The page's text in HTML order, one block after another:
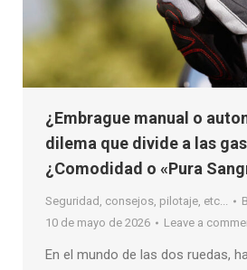
¿Embrague manual o
dilema que divide a las
¿Comodidad o «Pura
Seguridad, consejos, pilotaje, etc...
10 de mayo de 2026
Leave a
En el mundo de las dos ruedas,